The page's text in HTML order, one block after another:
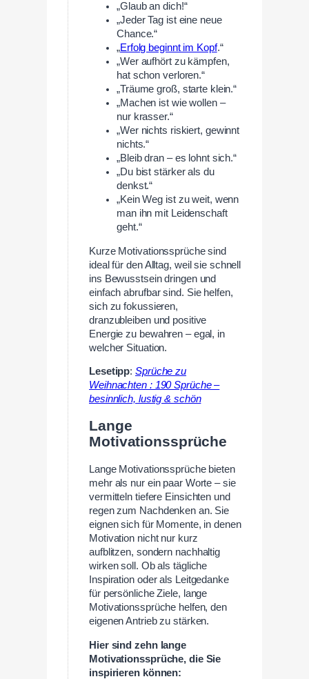
„Glaub an dich!“
„Jeder Tag ist eine neue
Chance.“
„Erfolg beginnt im Kopf.“
„Wer aufhört zu kämpfen,
hat schon verloren.“
„Träume groß, starte klein.“
„Machen ist wie wollen –
nur krasser.“
„Wer nichts riskiert, gewinnt
nichts.“
„Bleib dran – es lohnt sich.“
„Du bist stärker als du
denkst.“
„Kein Weg ist zu weit, wenn
man ihn mit Leidenschaft
geht.“
Kurze Motivationssprüche sind
ideal für den Alltag, weil sie schnell
ins Bewusstsein dringen und
einfach abrufbar sind. Sie helfen,
sich zu fokussieren,
dranzubleiben und positive
Energie zu bewahren – egal, in
welcher Situation.
Lesetipp:Sprüche zu
Weihnachten : 190 Sprüche –
besinnlich, lustig & schön
Lange
Motivationssprüche
Lange Motivationssprüche bieten
mehr als nur ein paar Worte – sie
vermitteln tiefere Einsichten und
regen zum Nachdenken an. Sie
eignen sich für Momente, in denen
Motivation nicht nur kurz
aufblitzen, sondern nachhaltig
wirken soll. Ob als tägliche
Inspiration oder als Leitgedanke
für persönliche Ziele, lange
Motivationssprüche helfen, den
eigenen Antrieb zu stärken.
Hier sind zehn lange
Motivationssprüche, die Sie
inspirieren können: